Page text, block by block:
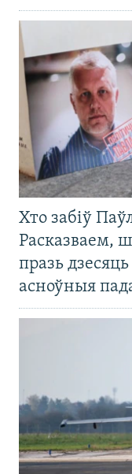
Хто забіў
Расказваем,
празь
асноўныя